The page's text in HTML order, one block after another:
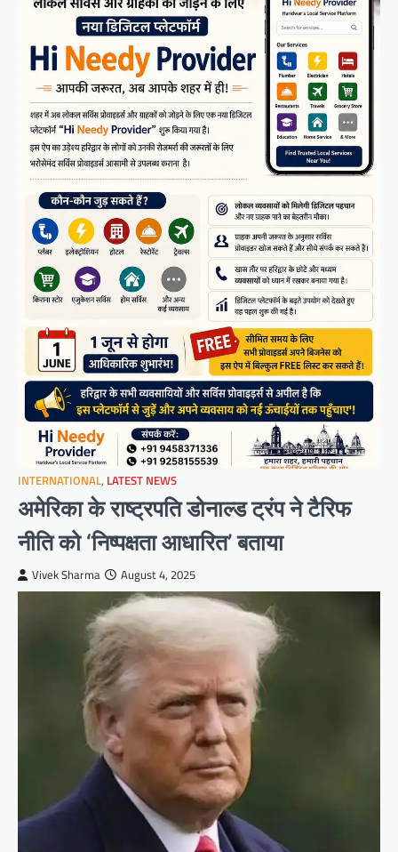
INTERNATIONAL, LATEST NEWS
अमेरिका के राष्ट्रपति डोनाल्ड ट्रंप ने टैरिफ
नीति को ‘निष्पक्षता आधारित’ बताया
Vivek Sharma August 4, 2025